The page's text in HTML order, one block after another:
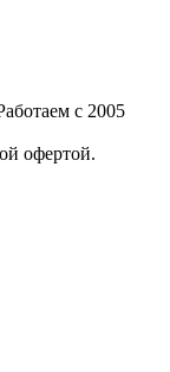
с 2005
офертой.